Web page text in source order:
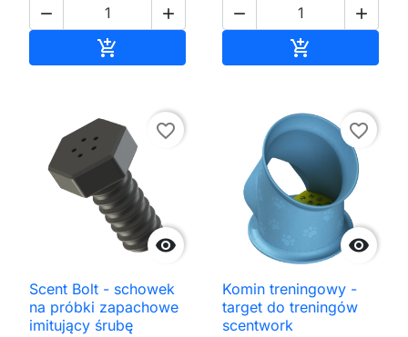
 

 


favorite_border
Scent Bolt - schowek
na próbki zapachowe
imitujący śrubę

favorite_border
Komin treningowy -
target do treningów
scentwork